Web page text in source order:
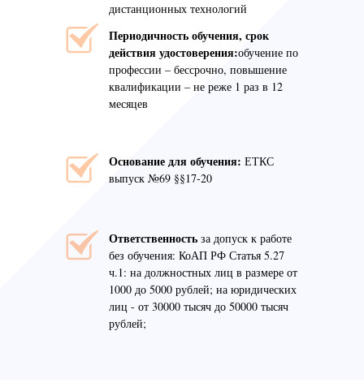
Ответственность за допуск к работе
без обучения: КоАП РФ Статья 5.27
ч.1: на должностных лиц в размере от
1000 до 5000 рублей; на юридических
лиц - от 30000 тысяч до 50000 тысяч
рублей;
Основание для обучения: ЕТКС
выпуск №69 §§17-20
дистанционных технологий
Периодичность обучения, срок
действия удостоверения:обучение по
профессии – бессрочно, повышение
квалификации – не реже 1 раз в 12
месяцев